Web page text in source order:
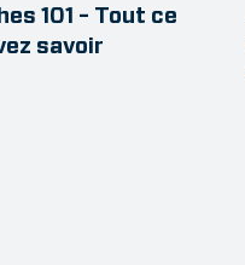
101 – Tout ce
savoir